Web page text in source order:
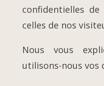
confidentielles
celles de nos
Nous vous
utilisons-nous vos